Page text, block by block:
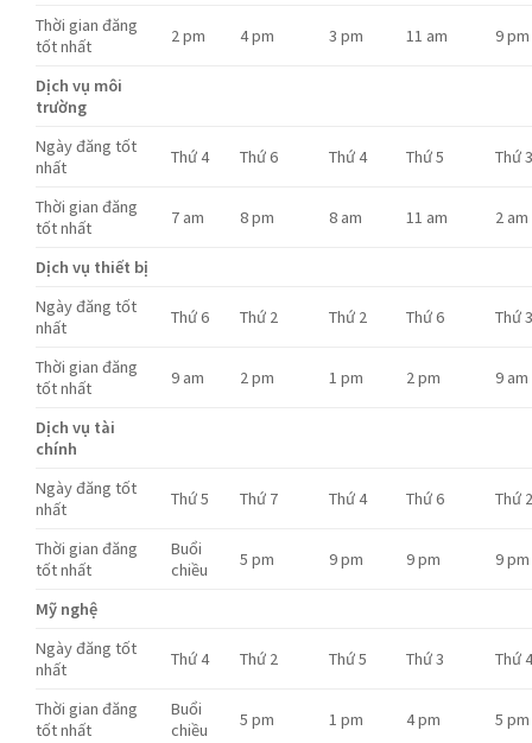
Thời gian đăng
tốt nhất
2 pm 4 pm 3 pm 11 am 9 pm
Dịch vụ môi
trường
Ngày đăng tốt
nhất
Thứ 4 Thứ 6 Thứ 4 Thứ 5 Thứ
Thời gian đăng
tốt nhất
7 am 8 pm 8 am 11 am 2 am
Dịch vụ thiết bị
Ngày đăng tốt
nhất
Thứ 6 Thứ 2 Thứ 2 Thứ 6 Thứ
Thời gian đăng
tốt nhất
9 am 2 pm 1 pm 2 pm 9 am
Dịch vụ tài
chính
Ngày đăng tốt
nhất
Thứ 5 Thứ 7 Thứ 4 Thứ 6 Thứ
Thời gian đăng
tốt nhất
Buổi
chiều
5 pm 9 pm 9 pm 9 pm
Mỹ nghệ
Ngày đăng tốt
nhất
Thứ 4 Thứ 2 Thứ 5 Thứ 3 Thứ
Thời gian đăng
tốt nhất
Buổi
chiều
5 pm 1 pm 4 pm 5 pm